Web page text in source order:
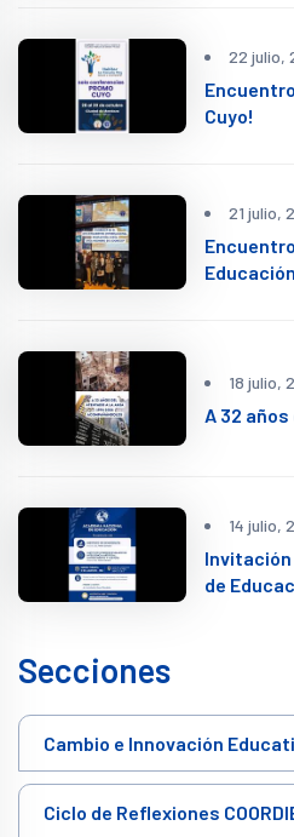
22 julio,
Encuentro
Cuyo!
21 julio,
18 julio,
A 32
14 julio,
Invitación
de
Secciones
Cambio e Innovación
Ciclo de Reflexiones